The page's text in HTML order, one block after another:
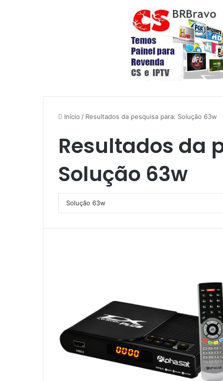
Início / Resultados da pesquisa para: Solução 63w
Resultados da
Solução 63w